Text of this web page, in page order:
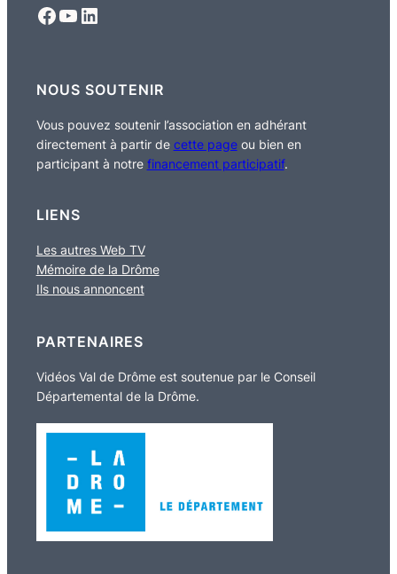
Facebook YouTube LinkedIn
NOUS SOUTENIR
Vous pouvez soutenir l’association en adhérant
directement à partir de cette pageou bien en
participant à notre financement participatif.
LIENS
Les autres Web TV
Mémoire de la Drôme
Ils nous annoncent
PARTENAIRES
Vidéos Val de Drôme est soutenue par le Conseil
Départemental de la Drôme.